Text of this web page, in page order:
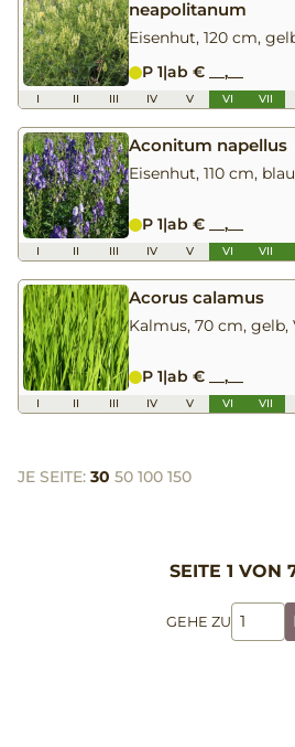
neapolitanum
Eisenhut, 120 cm,
P 1|ab € __,__
I II III IV V VI VII
Aconitum napellus
Eisenhut, 110 cm,
P 1|ab € __,__
I II III IV V VI VII
Acorus calamus
Kalmus, 70 cm, gelb,
P 1|ab € __,__
I II III IV V VI VII
JE SEITE: 30 50 100 150
SEITE 1 VON
GEHE ZU